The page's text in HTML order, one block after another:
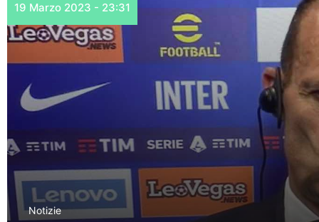
19 Marzo 2023 - 23:31
Notizie